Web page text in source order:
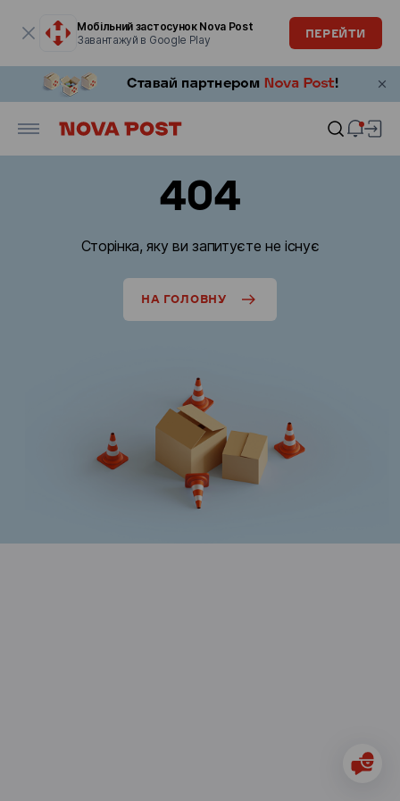
Мобільний застосунок Nova Post
Завантажуй в Google Play
ПЕРЕЙТИ
404
Сторінка, яку ви запитуєте не існує
НА ГОЛОВНУ